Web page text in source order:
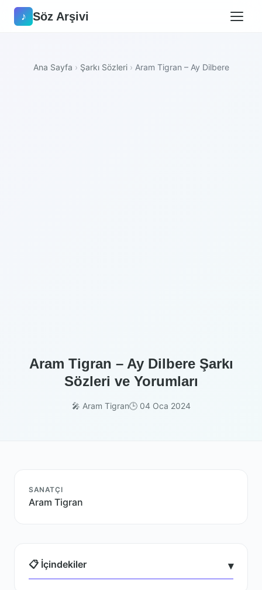
♪ Söz Arşivi
Ana Sayfa › Şarkı Sözleri › Aram Tigran – Ay Dilbere
Aram Tigran – Ay Dilbere Şarkı
Sözleri ve Yorumları
🎤 Aram Tigran🕒 04 Oca 2024
SANATÇI
Aram Tigran
📋 İçindekiler ▾